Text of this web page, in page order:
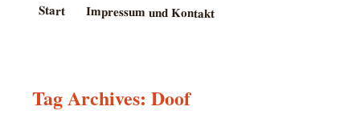
Start Impressum und Kontakt
Tag Archives: Doof